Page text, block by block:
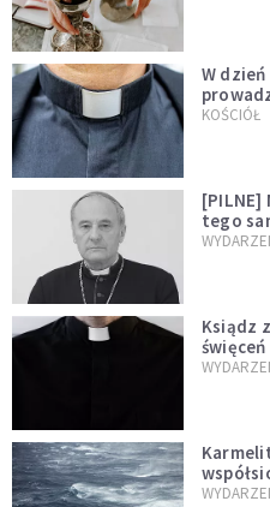
W
kazał
KOŚCIÓŁ
[PILNE]
tego
Ksiądz
miłości"